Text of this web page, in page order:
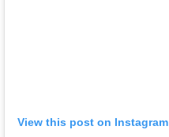
View this post on Instagram